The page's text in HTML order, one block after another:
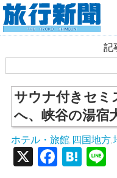
記
サウナ付きセミ
へ、峡谷の湯宿
ホテル・旅館 四国地方
X